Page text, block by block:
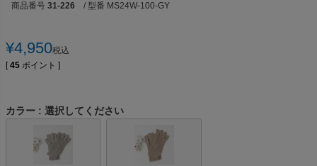
商品番号 31-226 / 型番 MS24W-100-GY
¥4,950税込
[ 45 ポイント ]
カラー 選択してください